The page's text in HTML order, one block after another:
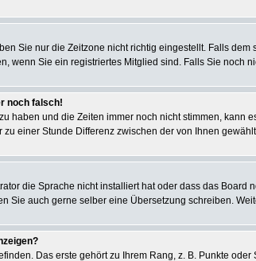
Sie nur die Zeitzone nicht richtig eingestellt. Falls
wenn Sie ein registriertes Mitglied sind. Falls Sie noch
noch falsch!
haben und die Zeiten immer noch nicht stimmen,
einer Stunde Differenz zwischen der von Ihnen
die Sprache nicht installiert hat oder dass das
Sie auch gerne selber eine Übersetzung schreiben.
Das erste gehört zu Ihrem Rang, z. B. Punkte